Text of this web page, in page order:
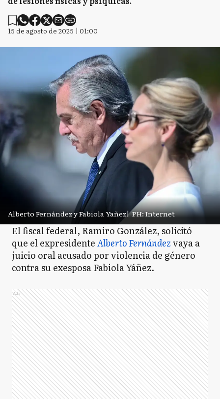
15 de agosto de 2025 | 01:00
Alberto Fernández y Fabiola Yañez| PH: Internet
El fiscal federal, Ramiro González, solicitó
que el expresidenteAlberto Fernándezvaya a
juicio oral acusado por violencia de género
contra su exesposa Fabiola Yáñez.
Ads